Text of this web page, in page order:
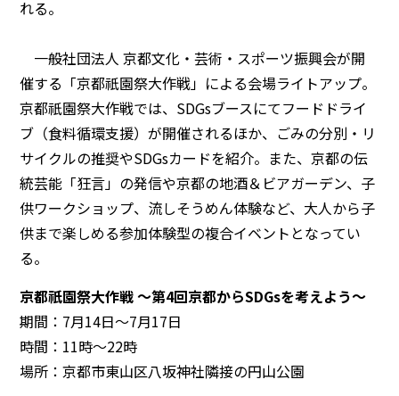
れる。
一般社団法人 京都文化・芸術・スポーツ振興会が開
催する「京都祇園祭大作戦」による会場ライトアップ。
京都祇園祭大作戦では、SDGsブースにてフードドライ
ブ（食料循環支援）が開催されるほか、ごみの分別・リ
サイクルの推奨やSDGsカードを紹介。また、京都の伝
統芸能「狂言」の発信や京都の地酒＆ビアガーデン、子
供ワークショップ、流しそうめん体験など、大人から子
供まで楽しめる参加体験型の複合イベントとなってい
る。
京都祇園祭大作戦 ～第4回京都からSDGsを考えよう～
期間：7月14日～7月17日
時間：11時～22時
場所：京都市東山区八坂神社隣接の円山公園